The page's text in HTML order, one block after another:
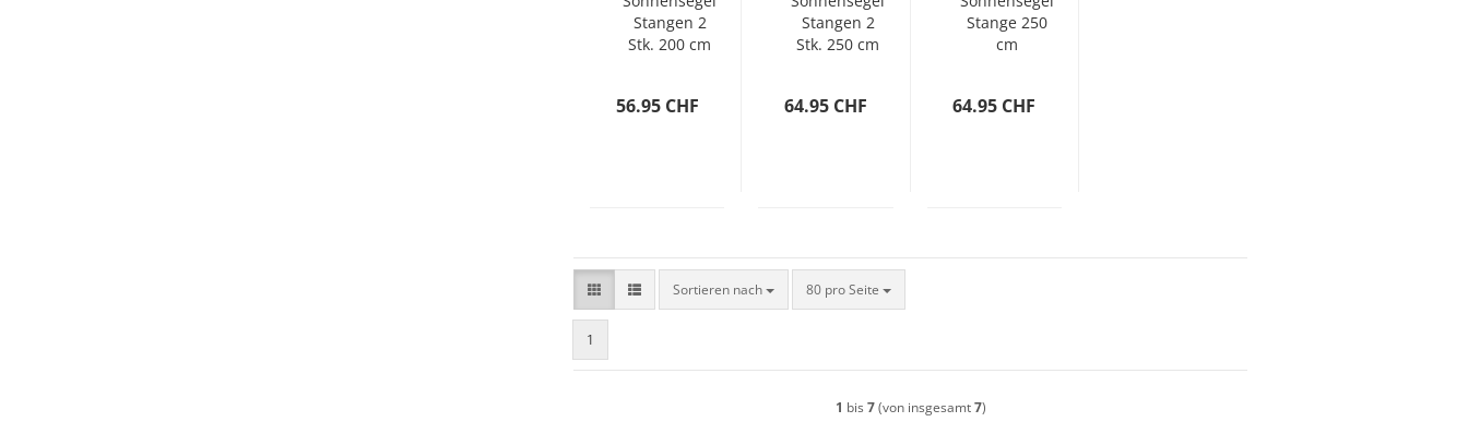
Stangen 2
Stk. 200 cm
56.95 CHF
Stangen 2
Stk. 250 cm
64.95 CHF
Stange 250
cm
64.95 CHF
Sortieren nach
Sortieren nach 80 pro Seite
pro Seite
1
1 bis 7(von insgesamt7)